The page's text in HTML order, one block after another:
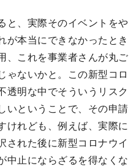
、実際そのイベントをや
が本当にできなかったとき
、これを事業者さんが丸ご
ゃないかと。この新型コロ
透明な中でそういうリスク
いということで、その申請
けれども、例えば、実際に
された後に新型コロナウイ
中止にならざるを得なくな